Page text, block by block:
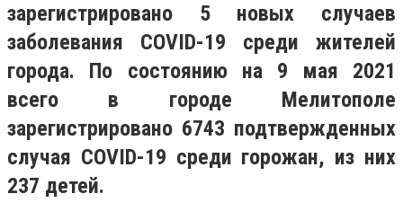
зарегистрировано 5 новых случаев
заболевания COVID-19 среди жителей
города. По состоянию на 9 мая 2021
всего в городе Мелитополе
зарегистрировано 6743 подтвержденных
случая СOVID-19 среди горожан, из них
237 детей.